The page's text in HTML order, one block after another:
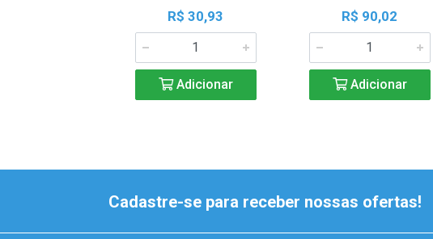
R$ 30,93
Adicionar
R$ 90,02
Adicionar
Cadastre-se para receber nossas ofertas!